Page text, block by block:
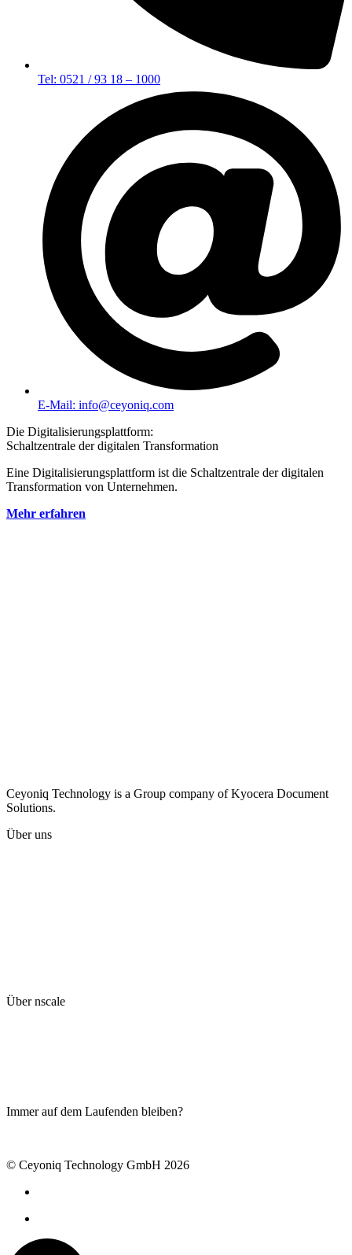
Tel: 0521 / 93 18 – 1000
E-Mail: info@ceyoniq.com
Die Digitalisierungsplattform:
Schaltzentrale der digitalen Transformation
Eine Digitalisierungsplattform ist die Schaltzentrale der digitalen
Transformation von Unternehmen.
Mehr erfahren
Ceyoniq Technology is a Group company of Kyocera Document
Solutions.
Über uns
Über nscale
Immer auf dem Laufenden bleiben?
© Ceyoniq Technology GmbH 2026